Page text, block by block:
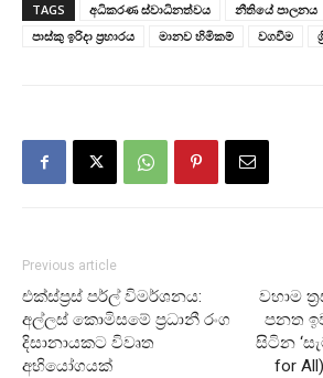
TAGS අධිකරණ ස්වාධිනත්වය නීතියේ පාලනය
පාස්කු ඉරිදා ප්‍රහාරය
මානව හිමිකම් වගවීම
Previous article
එක්ස්ප්‍රස් පර්ල් විමර්ශනය:
අල්ලස් කොමිසමේ ප්‍රධානී රංග
දිසානායකට විවෘත
අභියෝගයක්
වහාම
පනත
සිටින
for